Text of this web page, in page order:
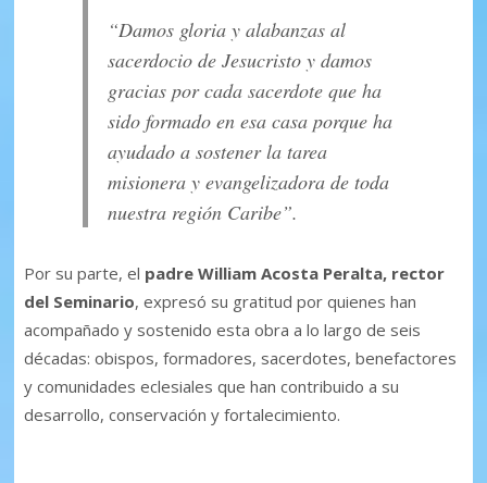
“Damos gloria y alabanzas al
sacerdocio de Jesucristo y damos
gracias por cada sacerdote que ha
sido formado en esa casa porque ha
ayudado a sostener la tarea
misionera y evangelizadora de toda
nuestra región Caribe”.
Por su parte, el padre William Acosta Peralta, rector
del Seminario, expresó su gratitud por quienes han
acompañado y sostenido esta obra a lo largo de seis
décadas: obispos, formadores, sacerdotes, benefactores
y comunidades eclesiales que han contribuido a su
desarrollo, conservación y fortalecimiento.